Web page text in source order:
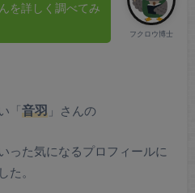
フクロウ博士
を詳しく調べてみ
「音羽」さんの
った気になるプロフィールに
た。